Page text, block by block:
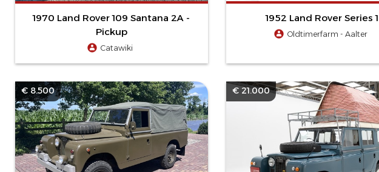
1970 Land Rover 109 Santana 2A -
Pickup
Catawiki
1952 Land Rover Series 1
Oldtimerfarm - Aalter
€ 8.500 € 21.000